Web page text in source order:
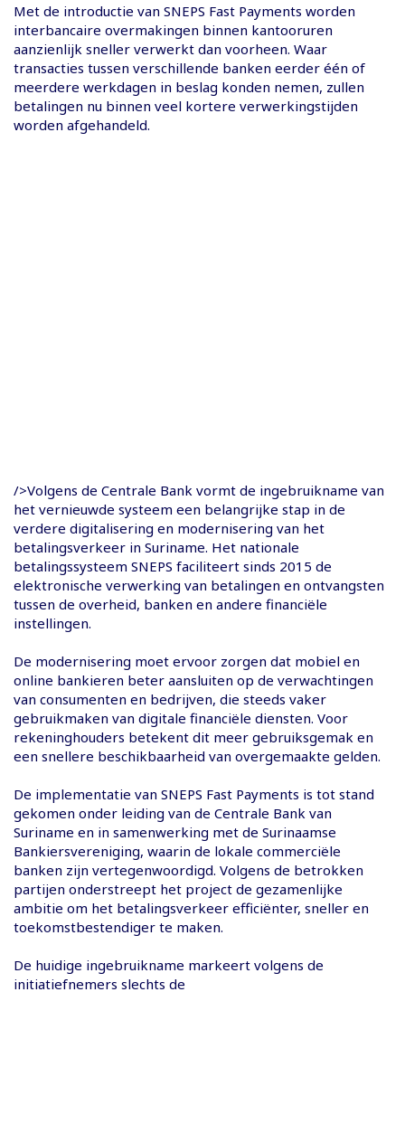
Met de introductie van SNEPS Fast Payments worden
interbancaire overmakingen binnen kantooruren
aanzienlijk sneller verwerkt dan voorheen. Waar
transacties tussen verschillende banken eerder één of
meerdere werkdagen in beslag konden nemen, zullen
betalingen nu binnen veel kortere verwerkingstijden
worden afgehandeld.
/>Volgens de Centrale Bank vormt de ingebruikname van
het vernieuwde systeem een belangrijke stap in de
verdere digitalisering en modernisering van het
betalingsverkeer in Suriname. Het nationale
betalingssysteem SNEPS faciliteert sinds 2015 de
elektronische verwerking van betalingen en ontvangsten
tussen de overheid, banken en andere financiële
instellingen.
De modernisering moet ervoor zorgen dat mobiel en
online bankieren beter aansluiten op de verwachtingen
van consumenten en bedrijven, die steeds vaker
gebruikmaken van digitale financiële diensten. Voor
rekeninghouders betekent dit meer gebruiksgemak en
een snellere beschikbaarheid van overgemaakte gelden.
De implementatie van SNEPS Fast Payments is tot stand
gekomen onder leiding van de Centrale Bank van
Suriname en in samenwerking met de Surinaamse
Bankiersvereniging, waarin de lokale commerciële
banken zijn vertegenwoordigd. Volgens de betrokken
partijen onderstreept het project de gezamenlijke
ambitie om het betalingsverkeer efficiënter, sneller en
toekomstbestendiger te maken.
De huidige ingebruikname markeert volgens de
initiatiefnemers slechts de